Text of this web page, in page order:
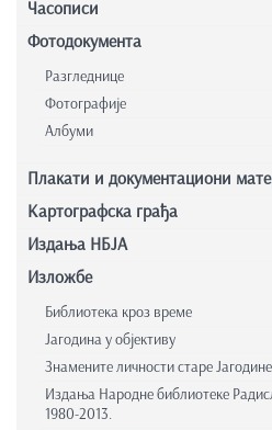
Часописи
Фотодокумента
Разгледнице
Фотографије
Албуми
Плакати и документациони
Картографска грађа
Издања НБЈА
Изложбе
Библиотека кроз време
Јагодина у објективу
Знамените личности старе Јагодине
Издања Народне библиотеке
1980-2013.